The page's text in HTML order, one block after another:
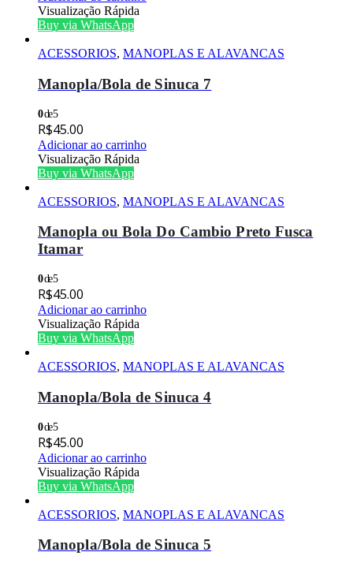
Visualização Rápida
Buy via WhatsApp
ACESSORIOS, MANOPLAS E ALAVANCAS
Manopla/Bola de Sinuca 7
0de 5
R$45.00
Adicionar ao carrinho
Visualização Rápida
Buy via WhatsApp
ACESSORIOS, MANOPLAS E ALAVANCAS
Manopla ou Bola Do Cambio Preto Fusca
Itamar
0de 5
R$45.00
Adicionar ao carrinho
Visualização Rápida
Buy via WhatsApp
ACESSORIOS, MANOPLAS E ALAVANCAS
Manopla/Bola de Sinuca 4
0de 5
R$45.00
Adicionar ao carrinho
Visualização Rápida
Buy via WhatsApp
ACESSORIOS, MANOPLAS E ALAVANCAS
Manopla/Bola de Sinuca 5